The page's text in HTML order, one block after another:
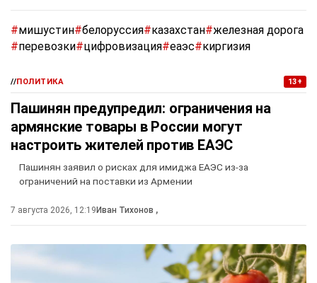
#мишустин#белоруссия#казахстан#железная дорога
#перевозки#цифровизация#еаэс#киргизия
//ПОЛИТИКА 13+
Пашинян предупредил: ограничения на
армянские товары в России могут
настроить жителей против ЕАЭС
Пашинян заявил о рисках для имиджа ЕАЭС из-за
ограничений на поставки из Армении
7 августа 2026, 12:19Иван Тихонов ,